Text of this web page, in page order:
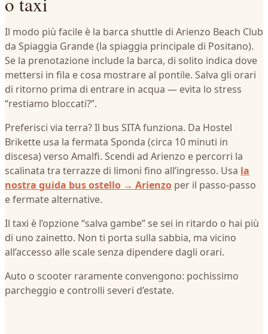
Il modo più facile è la barca shuttle di Arienzo Beach Club
da Spiaggia Grande (la spiaggia principale di Positano).
Se la prenotazione include la barca, di solito indica dove
mettersi in fila e cosa mostrare al pontile. Salva gli orari
di ritorno prima di entrare in acqua — evita lo stress
“restiamo bloccati?”.
Preferisci via terra? Il bus SITA funziona. Da Hostel
Brikette usa la fermata Sponda (circa 10 minuti in
discesa) verso Amalfi. Scendi ad Arienzo e percorri la
scalinata tra terrazze di limoni fino all’ingresso. Usa la
nostra guida bus ostello → Arienzo per il passo‑passo
e fermate alternative.
Il taxi è l’opzione “salva gambe” se sei in ritardo o hai più
di uno zainetto. Non ti porta sulla sabbia, ma vicino
all’accesso alle scale senza dipendere dagli orari.
Auto o scooter raramente convengono: pochissimo
parcheggio e controlli severi d’estate.